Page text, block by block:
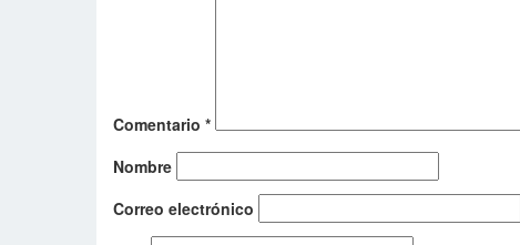
Comentario *
Nombre
Correo electrónico